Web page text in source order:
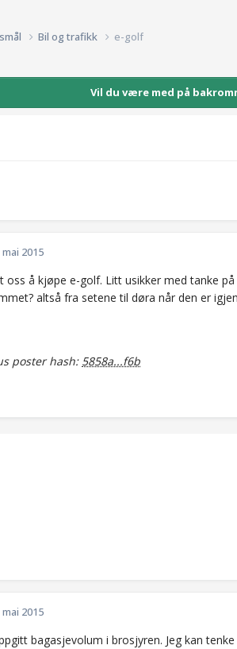
Bil og trafikk e-golf
Vil du være med på
mai 2015
oss å kjøpe e-golf. Litt usikker med tanke
altså fra setene til døra når den er
poster hash: 5858a...f6b
mai 2015
bagasjevolum i brosjyren. Jeg kan